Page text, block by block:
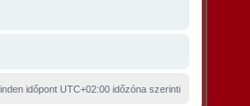
időpont UTC+02:00időzóna szerinti